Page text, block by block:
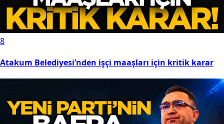
8
Atakum Belediyesi’nden işçi maaşları için kritik karar